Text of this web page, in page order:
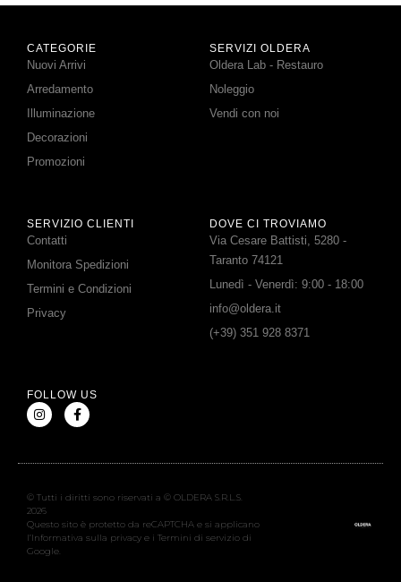
CATEGORIE
Nuovi Arrivi
Arredamento
Illuminazione
Decorazioni
Promozioni
SERVIZI OLDERA
Oldera Lab - Restauro
Noleggio
Vendi con noi
SERVIZIO CLIENTI
Contatti
Monitora Spedizioni
Termini e Condizioni
Privacy
DOVE CI TROVIAMO
Via Cesare Battisti, 5280 -
Taranto 74121
Lunedì - Venerdì: 9:00 - 18:00
info@oldera.it
(+39) 351 928 8371
FOLLOW US
© Tutti i diritti sono riservati a © OLDERA S.R.L.S.
2026
Questo sito è protetto da reCAPTCHA e si applicano
l’Informativa sulla privacy e i Termini di servizio di
Google.